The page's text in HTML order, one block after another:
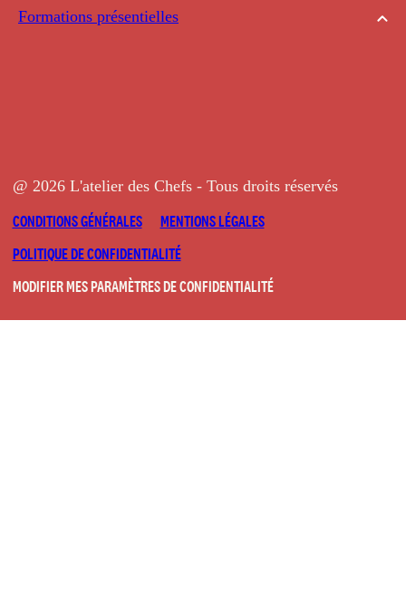
Formations présentielles
@ 2026 L'atelier des Chefs - Tous droits réservés
CONDITIONS GÉNÉRALES
MENTIONS LÉGALES
POLITIQUE DE CONFIDENTIALITÉ
MODIFIER MES PARAMÈTRES DE CONFIDENTIALITÉ